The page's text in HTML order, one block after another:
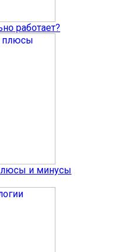
работает?
и минусы